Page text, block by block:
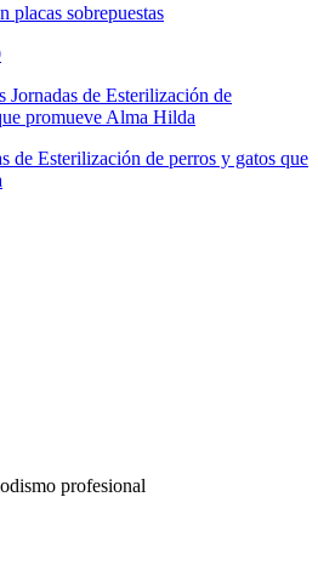
placas sobrepuestas
de Esterilización de perros y gatos que
profesional